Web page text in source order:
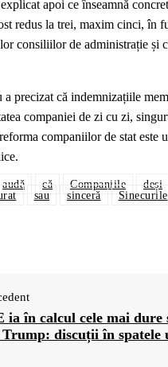
apoi ce înseamnă
redus la trei, maxim cinci, în
consiliilor de administrație și
a precizat că indemnizațiile
companiei de zi cu zi,
companiilor de stat este
audă că Companiile deși
sau sinceră Sinecurile
ia în calcul cele mai
discuții în spatele